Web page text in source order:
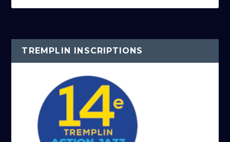
TREMPLIN INSCRIPTIONS